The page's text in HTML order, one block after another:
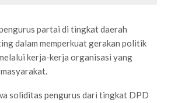
partai di tingkat daerah
dalam memperkuat gerakan politik
kerja-kerja organisasi yang
soliditas pengurus dari tingkat DPD